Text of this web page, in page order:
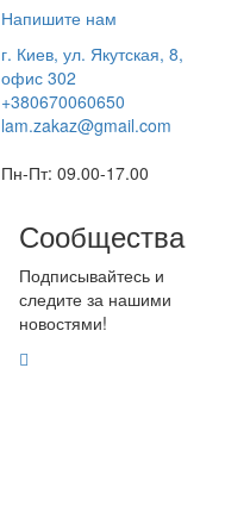
Напишите нам
г. Киев, ул. Якутская, 8,
офис 302
+380670060650
lam.zakaz@gmail.com
Пн-Пт: 09.00-17.00
Сообщества
Подписывайтесь и
следите за нашими
новостями!